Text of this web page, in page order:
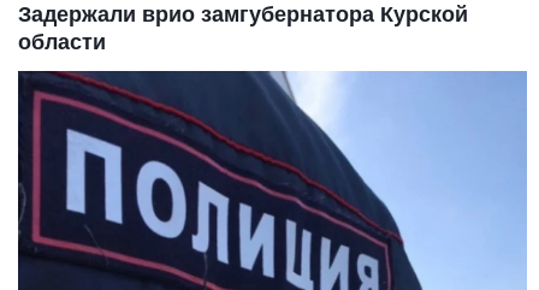
Задержали врио замгубернатора Курской
области